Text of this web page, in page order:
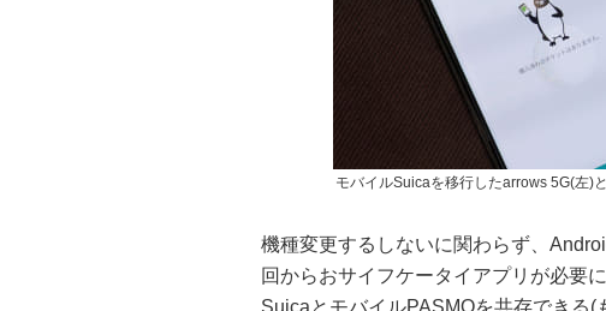
モバイルSuicaを移行したarrows 5G(左)
機種変更するしないに関わらず、
回からおサイフケータイアプリが必要
SuicaとモバイルPASMOを共存できる